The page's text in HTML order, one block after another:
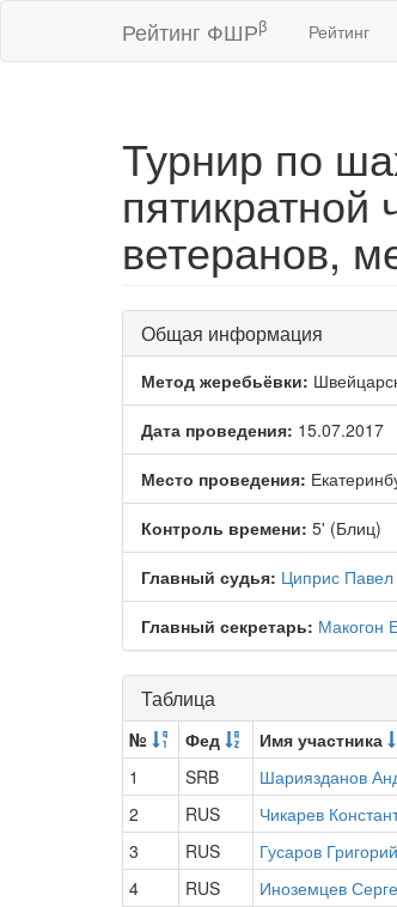
Рейтинг ФШРβ Рейтинг
Турнир по
ветеранов,
Общая информация
Метод жеребьёвки:
Дата проведения: 15.07.2017
Место проведения:
Контроль времени: 5' (Блиц)
Главный судья: Циприс Павел
Главный секретарь: Макогон
Таблица
№ Фед Имя участника
1
SRB Шариязданов
2
RUS Чикарев
3
RUS Гусаров Григорий
4
RUS Иноземцев